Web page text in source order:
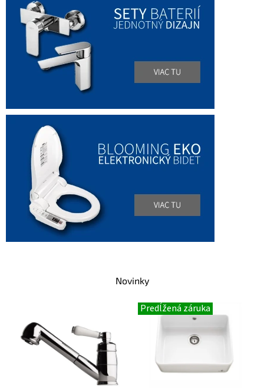
Novinky
Predĺžená záruka